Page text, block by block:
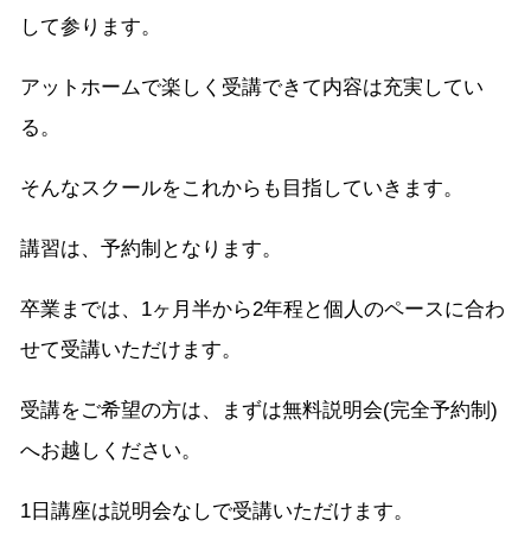
して参ります。
アットホームで楽しく受講できて内容は充実してい
る。
そんなスクールをこれからも目指していきます。
講習は、予約制となります。
卒業までは、1ヶ月半から2年程と個人のペースに合わ
せて受講いただけます。
受講をご希望の方は、まずは無料説明会(完全予約制)
へお越しください。
1日講座は説明会なしで受講いただけます。